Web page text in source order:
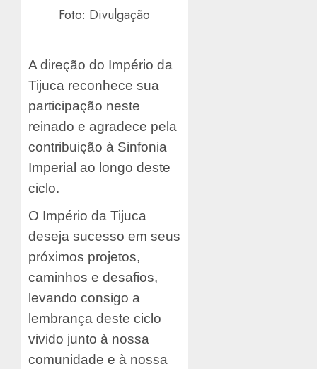
Foto: Divulgação
A direção do Império da
Tijuca reconhece sua
participação neste
reinado e agradece pela
contribuição à Sinfonia
Imperial ao longo deste
ciclo.
O Império da Tijuca
deseja sucesso em seus
próximos projetos,
caminhos e desafios,
levando consigo a
lembrança deste ciclo
vivido junto à nossa
comunidade e à nossa